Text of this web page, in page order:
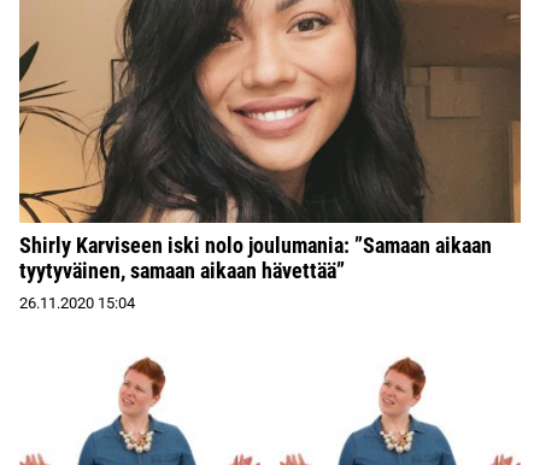
Shirly Karviseen iski nolo joulumania: ”Samaan aikaan
tyytyväinen, samaan aikaan hävettää”
26.11.2020 15:04